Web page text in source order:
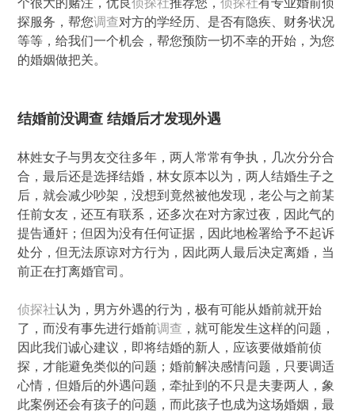
个很大的赌注，优良侦探社推荐您，侦探社有专业婚前侦
探服务，帮您调查对方的学经历、是否有隐疾、财务状况
等等，给我们一个机会，帮您预防一切不幸的开始，为您
的婚姻做把关。
结婚前没调查 结婚后才发现外遇
林姓女子与男友交往多年，两人常常有争执，几次分分合
合，最后还是选择结婚，林女原本以为，两人结婚生子之
后，就会减少吵架，没想到竟然被他发现，老公与之前某
任前女友，还互有联系，还多次在对方家过夜，因此气的
提告通奸；但因为没有任何证据，因此地检署给予不起诉
处分，但无法原谅对方行为，因此两人最后决定离婚，当
前正在打离婚官司。
侦探社认为，男方外遇的行为，极有可能从婚前就开始
了，而没有事先进行婚前调查 ，就可能发生这样的问题，
因此我们诚心建议，即将结婚的新人，应该要做婚前侦
探，才能避免类似的问题；婚前解决感情问题，只要调适
心情，但婚后的外遇问题，牵扯到的不只是夫妻两人，象
此案例还会有孩子的问题，而此孩子也成为这场婚姻，最